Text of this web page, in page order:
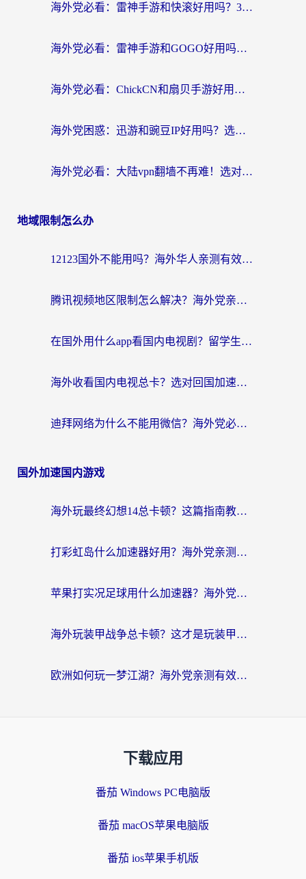
海外党必看：雷神手游和快滚好用吗？3步选对回国加速器无缝刷国内资源
海外党必看：雷神手游和GOGO好用吗？3步选对回国加速器，无缝刷剧玩原神
海外党必看：ChickCN和扇贝手游好用吗？3步选对回国加速器无缝刷国内资源
海外党困惑：迅游和豌豆IP好用吗？选对回国加速器，刷剧游戏再也不卡
海外党必看：大陆vpn翻墙不再难！选对加速器，无缝刷国内资源
地域限制怎么办
12123国外不能用吗？海外华人亲测有效的回国加速方案来了
腾讯视频地区限制怎么解决？海外党亲测有效的回国加速器选择指南
在国外用什么app看国内电视剧？留学生亲测有效的回国加速方案
海外收看国内电视总卡？选对回国加速器，让你流畅追《狂飙》《长相思》
迪拜网络为什么不能用微信？海外党必看的回国加速解决方案
国外加速国内游戏
海外玩最终幻想14总卡顿？这篇指南教你选对加速器（附非洲美国玩家实测）
打彩虹岛什么加速器好用？海外党亲测的国服游戏加速终极指南
苹果打实况足球用什么加速器？海外党亲测有效的国服游戏加速指南
海外玩装甲战争总卡顿？这才是玩装甲战争最好的加速器（附马来西亚玩重装上阵攻略）
欧洲如何玩一梦江湖？海外党亲测有效的国服游戏加速指南
下载应用
番茄 Windows PC电脑版
番茄 macOS苹果电脑版
番茄 ios苹果手机版